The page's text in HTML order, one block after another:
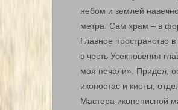
небом и землей
метра. Сам храм – в
Главное пространство
в честь Усекновения
моя печали». Придел,
иконостас и киоты,
Мастера иконописной